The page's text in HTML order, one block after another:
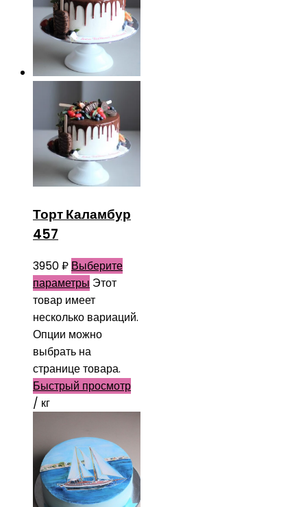
Торт Каламбур
457
3950₽ Выберите
параметры Этот
товар имеет
несколько вариаций.
Опции можно
выбрать на
странице товара.
Быстрый просмотр
/ кг